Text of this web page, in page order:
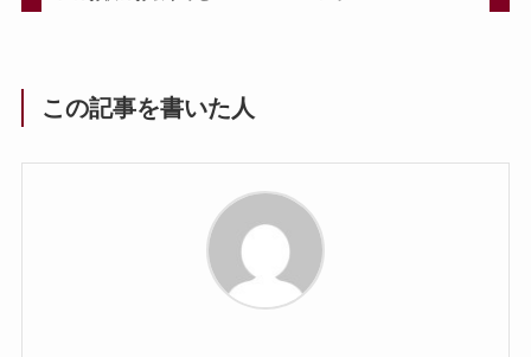
この記事を書いた人